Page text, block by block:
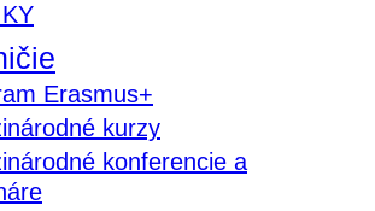
Erasmus+
kurzy
konferencie a